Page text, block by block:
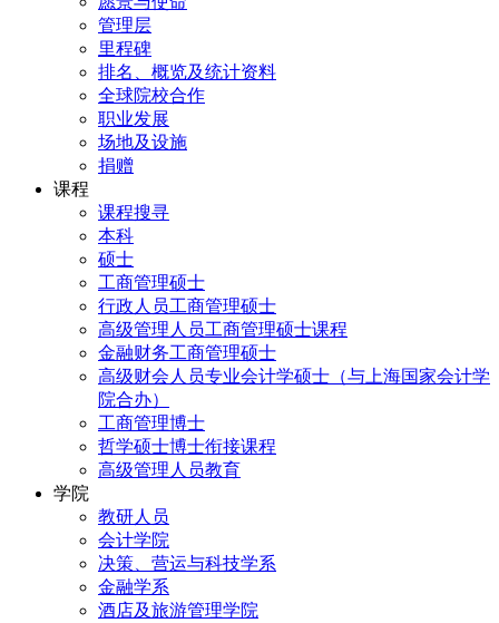
管理层
里程碑
排名、概览及统计资料
全球院校合作
职业发展
场地及设施
捐赠
课程
课程搜寻
本科
硕士
工商管理硕士
行政人员工商管理硕士
高级管理人员工商管理硕士课程
金融财务工商管理硕士
高级财会人员专业会计学硕士（与上海国家会计学
院合办）
工商管理博士
哲学硕士博士衔接课程
高级管理人员教育
学院
教研人员
会计学院
决策、营运与科技学系
金融学系
酒店及旅游管理学院